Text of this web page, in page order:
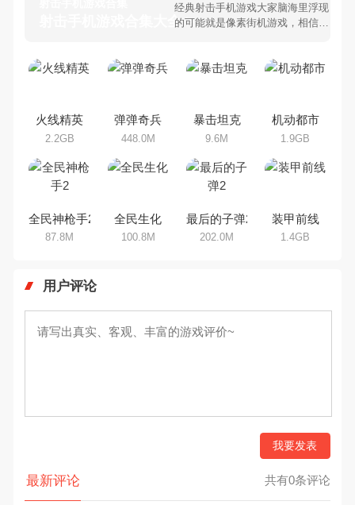
射击手机游戏合集大全 >
经典射击手机游戏大家脑海里浮现
的可能就是像素街机游戏，相信很
击手机游戏有哪些呢？游戏今天，
集，欢迎大家前来选择下载体验
火线精英
2.2GB
弹弹奇兵
448.0M
暴击坦克
9.6M
机动都市
1.9GB
全民神枪手2
87.8M
全民生化
100.8M
最后的子弹2
202.0M
装甲前线
1.4GB
用户评论
我要发表
最新评论 共有0条评论